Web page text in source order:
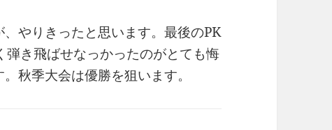
やりきったと思います。最後のPK
き飛ばせなっかったのがとても悔
秋季大会は優勝を狙います。